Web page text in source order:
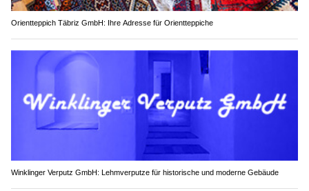
Orientteppich Täbriz GmbH: Ihre Adresse für Orientteppiche
Winklinger Verputz GmbH: Lehmverputze für historische und moderne Gebäude